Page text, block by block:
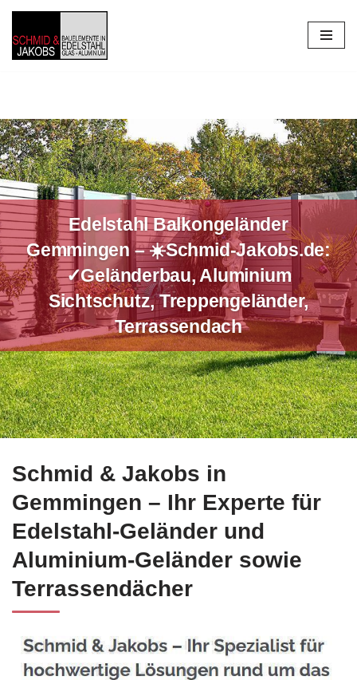
Zum
Inhalt
Edelstahl Balkongeländer
Gemmingen – ☀️Schmid-Jakobs.de:
✓Geländerbau, Aluminium
Sichtschutz, Treppengeländer,
Terrassendach
☀️Schmid-Jakobs.de für Gemmingen liefert Ihnen Edelstahl
Schmid & Jakobs in
Gemmingen – Ihr Experte für
Edelstahl-Geländer und
Aluminium-Geländer sowie
Terrassendächer